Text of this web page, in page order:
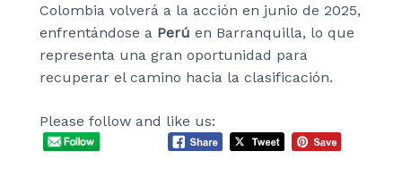
Colombia volverá a la acción en junio de 2025,
enfrentándose a Perú en Barranquilla, lo que
representa una gran oportunidad para
recuperar el camino hacia la clasificación.
Please follow and like us: